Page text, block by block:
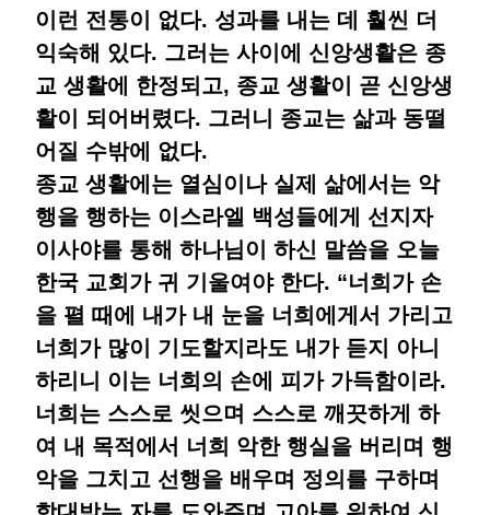
이런 전통이 없다. 성과를 내는 데 훨씬 더
익숙해 있다. 그러는 사이에 신앙생활은 종
교 생활에 한정되고, 종교 생활이 곧 신앙생
활이 되어버렸다. 그러니 종교는 삶과 동떨
어질 수밖에 없다.
종교 생활에는 열심이나 실제 삶에서는 악
행을 행하는 이스라엘 백성들에게 선지자
이사야를 통해 하나님이 하신 말씀을 오늘
한국 교회가 귀 기울여야 한다. “너희가 손
을 펼 때에 내가 내 눈을 너희에게서 가리고
너희가 많이 기도할지라도 내가 듣지 아니
하리니 이는 너희의 손에 피가 가득함이라.
너희는 스스로 씻으며 스스로 깨끗하게 하
여 내 목적에서 너희 악한 행실을 버리며 행
악을 그치고 선행을 배우며 정의를 구하며